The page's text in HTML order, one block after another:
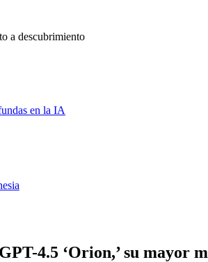
a descubrimiento
en la IA
4.5 ‘Orion,’ su mayor